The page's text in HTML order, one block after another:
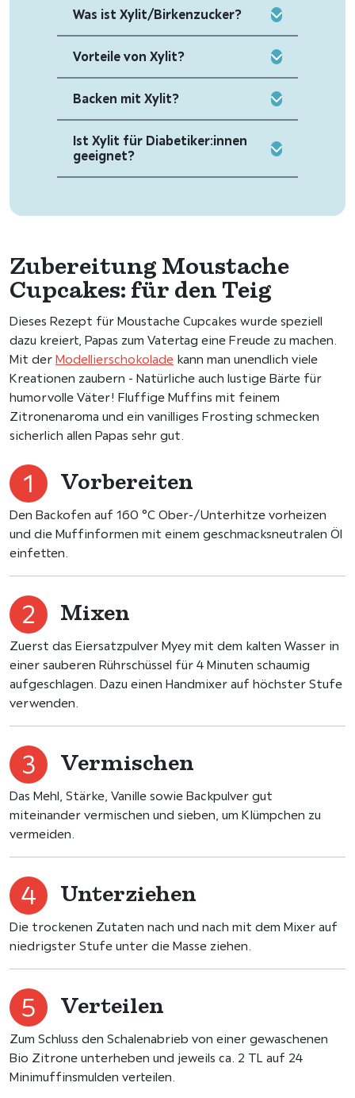
Was ist Xylit/Birkenzucker?
Vorteile von Xylit?
Backen mit Xylit?
Ist Xylit für Diabetiker:innen
geeignet?
Zubereitung Moustache
Cupcakes: für den Teig
Dieses Rezept für Moustache Cupcakes wurde speziell
dazu kreiert, Papas zum Vatertag eine Freude zu machen.
Mit der Modellierschokolade kann man unendlich viele
Kreationen zaubern - Natürliche auch lustige Bärte für
humorvolle Väter! Fluffige Muffins mit feinem
Zitronenaroma und ein vanilliges Frosting schmecken
sicherlich allen Papas sehr gut.
Vorbereiten
Den Backofen auf 160 °C Ober-/Unterhitze vorheizen
und die Muffinformen mit einem geschmacksneutralen Öl
einfetten.
Mixen
Zuerst das Eiersatzpulver Myey mit dem kalten Wasser in
einer sauberen Rührschüssel für 4 Minuten schaumig
aufgeschlagen. Dazu einen Handmixer auf höchster Stufe
verwenden.
Vermischen
Das Mehl, Stärke, Vanille sowie Backpulver gut
miteinander vermischen und sieben, um Klümpchen zu
vermeiden.
Unterziehen
Die trockenen Zutaten nach und nach mit dem Mixer auf
niedrigster Stufe unter die Masse ziehen.
Verteilen
Zum Schluss den Schalenabrieb von einer gewaschenen
Bio Zitrone unterheben und jeweils ca. 2 TL auf 24
Minimuffinsmulden verteilen.